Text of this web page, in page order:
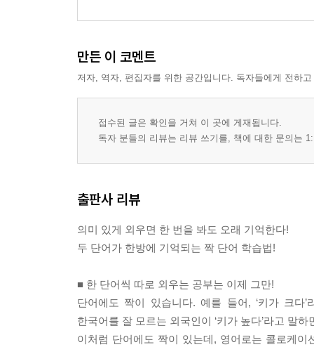
만든 이 코멘트
저자, 역자, 편집자를 위한 공간입니다. 독자들에게 전하
접수된 글은 확인을 거쳐 이 곳에 게재됩니다.
독자 분들의 리뷰는 리뷰 쓰기를, 책에 대한 문의는
출판사 리뷰
의미 있게 외우면 한 번을 봐도 오래 기억한다!
두 단어가 한방에 기억되는 짝 단어 학습법!
■ 한 단어씩 따로 외우는 공부는 이제 그만!
단어에도 짝이 있습니다. 예를 들어, ‘키가 크다
한국어를 잘 모르는 외국인이 ‘키가 높다’라고 말하
이처럼 단어에도 짝이 있는데, 영어로는 콜로케